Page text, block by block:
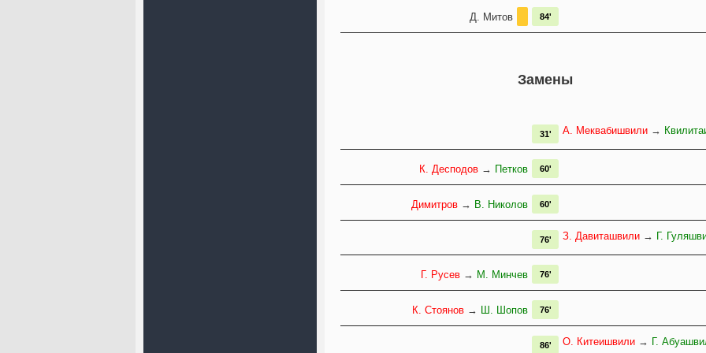
Д. Митов 84'
Замены
А. Меквабишвили →
31'
К. Десподов → Петков 60'
Димитров → В. Николов 60'
З. Давиташвили → Г.
76'
Г. Русев → М. Минчев 76'
К. Стоянов → Ш. Шопов 76'
О. Китеишвили → Г.
86'